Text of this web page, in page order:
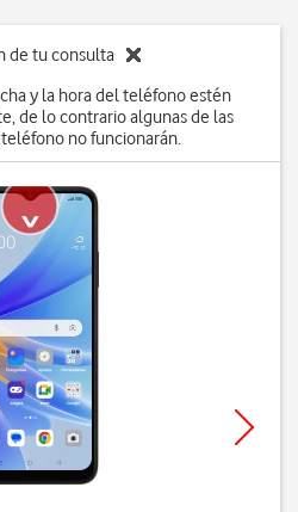
de tu consulta
y la hora del teléfono estén
de lo contrario algunas de las
no funcionarán.